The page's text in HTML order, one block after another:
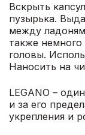
Вскрыть
пузырька.
между
также
головы.
Наносить на
LEGANO –
и за его
укрепления и